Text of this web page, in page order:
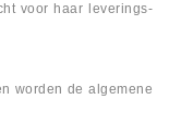
voor haar leverings-
worden de algemene